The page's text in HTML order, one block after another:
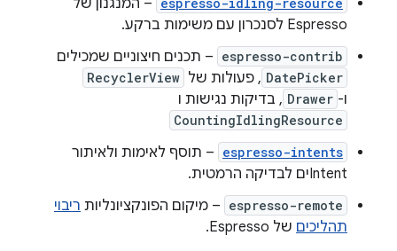
– המנגנון של
Espresso לסנכרון עם משימות ברקע.
espresso-contrib – תכנים חיצוניים שמכילים
DatePicker , פעולות של RecyclerView
ו- Drawer , בדיקות נגישות ו
CountingIdlingResource
espresso-intents – תוסף לאימות ולאיתור
Intentים לבדיקה הרמטית.
espresso-remote – מיקום הפונקציונליות ריבוי
תהליכים של Espresso.